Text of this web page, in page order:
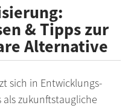
& Tipps zur
Alternative
sich in Entwicklungs-
als zukunftstaugliche